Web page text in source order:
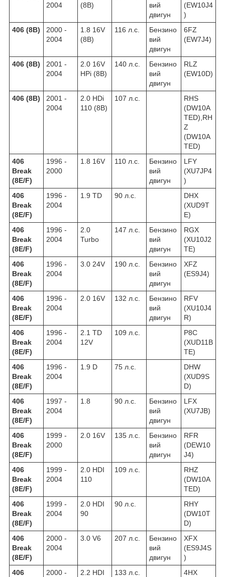
2004
(8B)
вий
двигун
(EW10J4
)
406 (8B)
2000 -
2004
1.8 16V
(8B)
116 л.с.
Бензино
вий
двигун
6FZ
(EW7J4)
406 (8B)
2001 -
2004
2.0 16V
HPi (8B)
140 л.с.
Бензино
вий
двигун
RLZ
(EW10D)
406 (8B)
2001 -
2004
2.0 HDi
110 (8B)
107 л.с.
RHS
(DW10A
TED),RH
Z
(DW10A
TED)
406
Break
(8E/F)
1996 -
2000
1.8 16V 110 л.с.
Бензино
вий
двигун
LFY
(XU7JP4
)
406
Break
(8E/F)
1996 -
2004
1.9 TD 90 л.с.
DHX
(XUD9T
E)
406
Break
(8E/F)
1996 -
2004
2.0
Turbo
147 л.с.
Бензино
вий
двигун
RGX
(XU10J2
TE)
406
Break
(8E/F)
1996 -
2004
3.0 24V 190 л.с.
Бензино
вий
двигун
XFZ
(ES9J4)
406
Break
(8E/F)
1996 -
2004
2.0 16V 132 л.с.
Бензино
вий
двигун
RFV
(XU10J4
R)
406
Break
(8E/F)
1996 -
2004
2.1 TD
12V
109 л.с.
P8C
(XUD11B
TE)
406
Break
(8E/F)
1996 -
2004
1.9 D 75 л.с.
DHW
(XUD9S
D)
406
Break
(8E/F)
1997 -
2004
1.8 90 л.с.
Бензино
вий
двигун
LFX
(XU7JB)
406
Break
(8E/F)
1999 -
2000
2.0 16V 135 л.с.
Бензино
вий
двигун
RFR
(DEW10
J4)
406
Break
(8E/F)
1999 -
2004
2.0 HDI
110
109 л.с.
RHZ
(DW10A
TED)
406
Break
(8E/F)
1999 -
2004
2.0 HDI
90
90 л.с.
RHY
(DW10T
D)
406
Break
(8E/F)
2000 -
2004
3.0 V6 207 л.с.
Бензино
вий
двигун
XFX
(ES9J4S
)
406
2000 -
2.2 HDI 133 л.с.
4HX